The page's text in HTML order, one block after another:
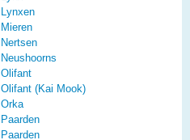
Lynxen
Mieren
Nertsen
Neushoorns
Olifant
Olifant (Kai Mook)
Orka
Paarden
Paarden